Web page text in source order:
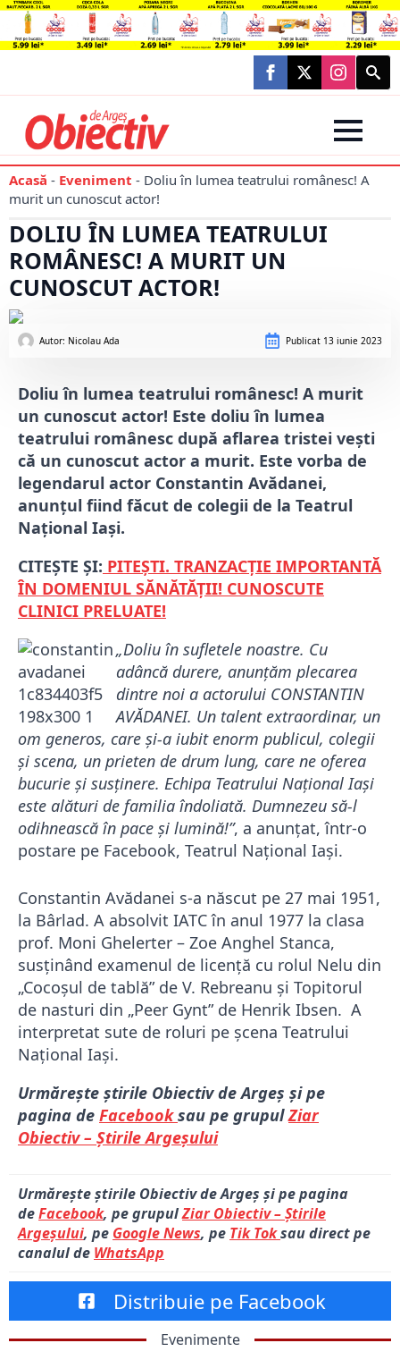
Search
for:
Acasă - Eveniment - Doliu în lumea teatrului românesc! A
murit un cunoscut actor!
DOLIU ÎN LUMEA TEATRULUI
ROMÂNESC! A MURIT UN
CUNOSCUT ACTOR!
Autor: Nicolau Ada Publicat 13 iunie 2023
Doliu în lumea teatrului românesc! A murit
un cunoscut actor! Este doliu în lumea
teatrului românesc după aflarea tristei vești
că un cunoscut actor a murit. Este vorba de
legendarul actor Constantin Avădanei,
anunțul fiind făcut de colegii de la Teatrul
Național Iași.
CITEȘTE ȘI: PITEȘTI. TRANZACȚIE IMPORTANTĂ
ÎN DOMENIUL SĂNĂTĂȚII! CUNOSCUTE
CLINICI PRELUATE!
„Doliu în sufletele noastre. Cu
adâncă durere, anunțăm plecarea
dintre noi a actorului CONSTANTIN
AVĂDANEI. Un talent extraordinar, un
om generos, care și-a iubit enorm publicul, colegii
și scena, un prieten de drum lung, care ne oferea
bucurie și susținere. Echipa Teatrului Național Iași
este alături de familia îndoliată. Dumnezeu să-l
odihnească în pace și lumină!”, a anunțat, într-o
postare pe Facebook, Teatrul Național Iași.
Constantin Avădanei s-a născut pe 27 mai 1951,
la Bârlad. A absolvit IATC în anul 1977 la clasa
prof. Moni Ghelerter – Zoe Anghel Stanca,
susţinând examenul de licenţă cu rolul Nelu din
„Cocoşul de tablă” de V. Rebreanu şi Topitorul
de nasturi din „Peer Gynt” de Henrik Ibsen. A
interpretat sute de roluri pe șcena Teatrului
Național Iași.
Urmărește știrile Obiectiv de Argeș și pe
pagina de Facebooksau pe grupulZiar
Obiectiv – Știrile Argeșului
Urmărește știrile Obiectiv de Argeș și pe pagina
deFacebook, pe grupulZiar Obiectiv – Știrile
Argeșului, pe Google News, pe Tik Toksau direct pe
canalul de WhatsApp
Distribuie pe Facebook
Evenimente